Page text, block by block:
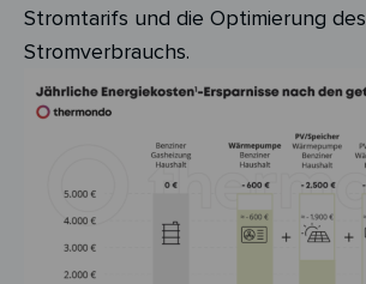
Stromtarifs und die Optimierung des
Stromverbrauchs.